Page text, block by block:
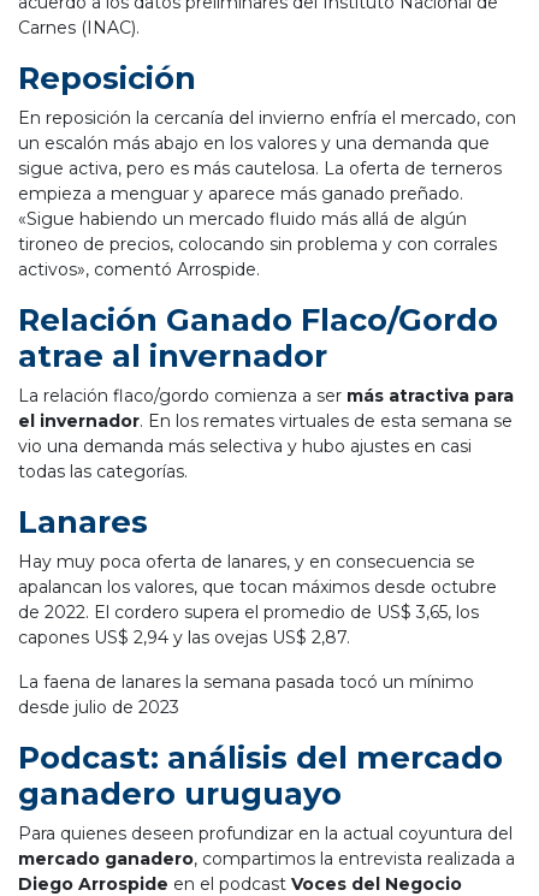
Carnes (INAC).
Reposición
En reposición la cercanía del invierno enfría el mercado, con
un escalón más abajo en los valores y una demanda que
sigue activa, pero es más cautelosa. La oferta de terneros
empieza a menguar y aparece más ganado preñado.
«Sigue habiendo un mercado fluido más allá de algún
tironeo de precios, colocando sin problema y con corrales
activos», comentó Arrospide.
Relación Ganado Flaco/Gordo
atrae al invernador
La relación flaco/gordo comienza a ser más atractiva para
el invernador. En los remates virtuales de esta semana se
vio una demanda más selectiva y hubo ajustes en casi
todas las categorías.
Lanares
Hay muy poca oferta de lanares, y en consecuencia se
apalancan los valores, que tocan máximos desde octubre
de 2022. El cordero supera el promedio de US$ 3,65, los
capones US$ 2,94 y las ovejas US$ 2,87.
La faena de lanares la semana pasada tocó un mínimo
desde julio de 2023
Podcast: análisis del mercado
ganadero uruguayo
Para quienes deseen profundizar en la actual coyuntura del
mercado ganadero, compartimos la entrevista realizada a
Diego Arrospide en el podcast Voces del Negocio